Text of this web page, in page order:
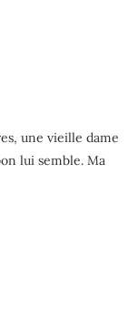
une vieille dame
lui semble. Ma